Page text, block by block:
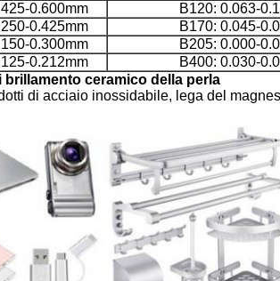
0.600mm
B120: 0.063-
0.425mm
B170: 0.045-
0.300mm
B205: 0.000-
0.212mm
B400: 0.030-
ceramico della perla
di acciaio inossidabile, lega del